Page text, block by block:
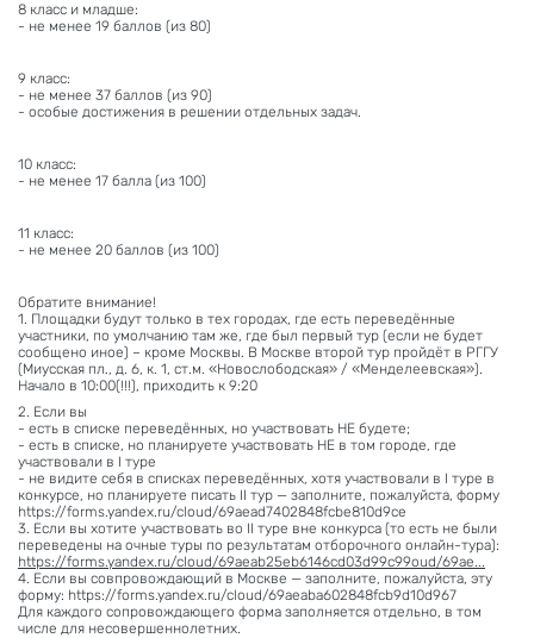
8 класс и младше:
- не менее 19 баллов (из 80)
9 класс:
- не менее 37 баллов (из 90)
- особые достижения в решении отдельных задач.
10 класс:
- не менее 17 балла (из 100)
11 класс:
- не менее 20 баллов (из 100)
Обратите внимание!
1. Площадки будут только в тех городах, где есть переведённые
участники, по умолчанию там же, где был первый тур (если не будет
сообщено иное) – кроме Москвы. В Москве второй тур пройдёт в РГГУ
(Миусская пл., д. 6, к. 1, ст.м. «Новослободская» / «Менделеевская»).
Начало в 10:00(!!!), приходить к 9:20
2. Если вы
- есть в списке переведённых, но участвовать НЕ будете;
- есть в списке, но планируете участвовать НЕ в том городе, где
участвовали в I туре
- не видите себя в списках переведённых, хотя участвовали в I туре в
конкурсе, но планируете писать II тур — заполните, пожалуйста, форму
https://forms.yandex.ru/cloud/69aead7402848fcbe810d9ce
3. Если вы хотите участвовать во II туре вне конкурса (то есть не были
переведены на очные туры по результатам отборочного онлайн-тура):
https://forms.yandex.ru/cloud/69aeab25eb6146cd03d99c99oud/69ae...
4. Если вы совпровождающий в Москве — заполните, пожалуйста, эту
форму: https://forms.yandex.ru/cloud/69aeaba602848fcb9d10d967
Для каждого сопровождающего форма заполняется отдельно, в том
числе для несовершеннолетних.